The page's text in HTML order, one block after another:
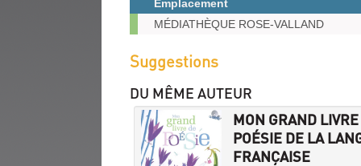
Exemplaires
Emplacement
MÉDIATHÈQUE ROSE-VALLAND
Suggestions
DU MÊME AUTEUR
MON GRAND
POÉSIE DE LA
FRANÇAISE